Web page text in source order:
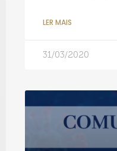
LER MAIS
31/03/2020